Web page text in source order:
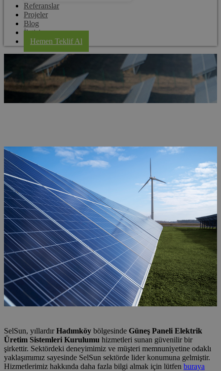
Referanslar
Projeler
Blog
İletişim
Hemen Teklif Al
SelSun, yıllardırHadımköy bölgesinde Güneş Paneli Elektrik
Üretim Sistemleri Kurulumu hizmetleri sunan güvenilir bir
şirkettir. Sektördeki deneyimimiz ve müşteri memnuniyetine odaklı
yaklaşımımız sayesinde SelSun sektörde lider konumuna gelmiştir.
Hizmetlerimiz hakkında daha fazla bilgi almak için lütfen buraya